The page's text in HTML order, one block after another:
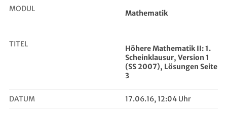
MODUL Mathematik
TITEL
Höhere Mathematik II: 1.
Scheinklausur, Version 1
(SS 2007), Lösungen Seite
3
DATUM 17.06.16, 12:04 Uhr